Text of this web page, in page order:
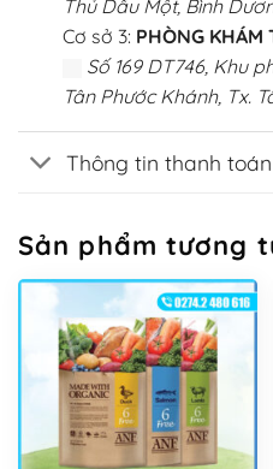
Thủ Dầu Một, Bình
Cơ sở 3: PHÒNG KHÁM
Số 169 DT746, Khu
Tân Phước Khánh, Tx.
Thông tin thanh toán
Sản phẩm tương